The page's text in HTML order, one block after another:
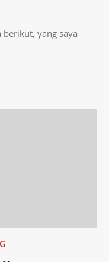
berikut, yang saya